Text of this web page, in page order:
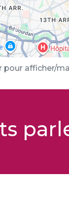
pour afficher/